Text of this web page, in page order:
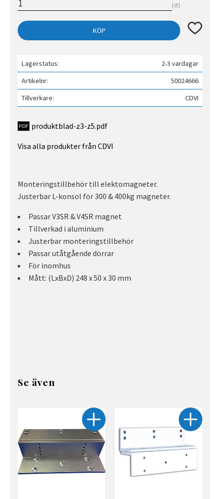
st
KÖP Lägg till
Lagerstatus
2-3 vardagar
Artikelnr
50024666
Tillverkare
CDVI
produktblad-z3-z5.pdf
Visa alla produkter från CDVI
Monteringstillbehör till elektomagneter.
Justerbar L-konsol för 300 & 400kg magneter.
Passar V3SR & V4SR magnet
Tillverkad i aluminium
Justerbar monteringstillbehör
Passar utåtgående dörrar
För inomhus
Mått: (LxBxD) 248 x 50 x 30 mm
Se även